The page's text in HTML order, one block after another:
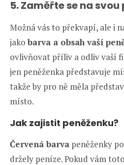
5. Zaměřte se na svou
Možná vás to překvapí, ale i
jako barva a obsah vaší
ovlivňovat příliv a odliv vaší
jen peněženka představuje
takže by pro ně měla
místo.
Jak zajistit peněženku?
Červená barva peněženky
držely peníze. Pokud vám